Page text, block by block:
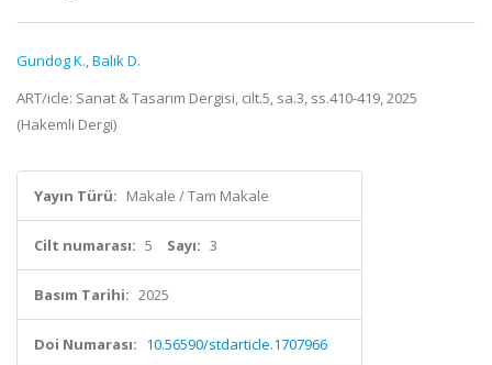
Gundog K.,Balık D.
ART/icle: Sanat & Tasarım Dergisi, cilt.5, sa.3, ss.410-419, 2025
(Hakemli Dergi)
Yayın Türü: Makale / Tam Makale
Cilt numarası: 5 Sayı: 3
Basım Tarihi: 2025
Doi Numarası: 10.56590/stdarticle.1707966